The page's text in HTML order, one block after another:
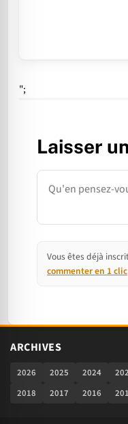
";
Laisser
Commentaire
Vous êtes déjà
commenter en 1 clic
ARCHIVES
2026 2025 2024
2018
2017 2016